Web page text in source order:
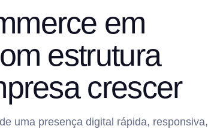
em
estrutura
crescer
uma presença digital rápida, responsiva,